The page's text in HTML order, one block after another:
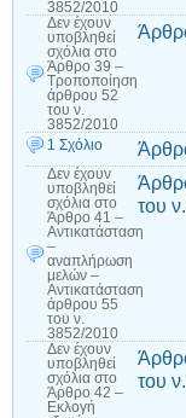
3852/2010
Δεν έχουν
υποβληθεί
σχόλια στο
Άρθρο 39 –
Τροποποίηση
άρθρου 52
του ν.
3852/2010
1 Σχόλιο
Δεν έχουν
υποβληθεί
σχόλια στο
Άρθρο 41 –
Αντικατάσταση
–
αναπλήρωση
μελών –
Αντικατάσταση
άρθρου 55
του ν.
3852/2010
του
Δεν έχουν
υποβληθεί
σχόλια στο
Άρθρο 42 –
Εκλογή
του